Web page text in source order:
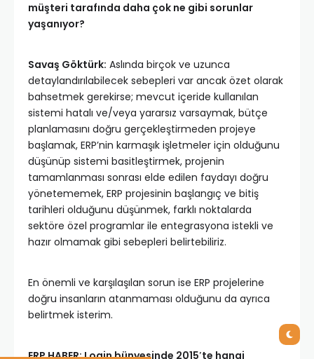
müşteri tarafında daha çok ne gibi sorunlar
yaşanıyor?
Savaş Göktürk: Aslında birçok ve uzunca
detaylandırılabilecek sebepleri var ancak özet olarak
bahsetmek gerekirse; mevcut içeride kullanılan
sistemi hatalı ve/veya yararsız varsaymak, bütçe
planlamasını doğru gerçekleştirmeden projeye
başlamak, ERP’nin karmaşık işletmeler için olduğunu
düşünüp sistemi basitleştirmek, projenin
tamamlanması sonrası elde edilen faydayı doğru
yönetememek, ERP projesinin başlangıç ve bitiş
tarihleri olduğunu düşünmek, farklı noktalarda
sektöre özel programlar ile entegrasyona istekli ve
hazır olmamak gibi sebepleri belirtebiliriz.
En önemli ve karşılaşılan sorun ise ERP projelerine
doğru insanların atanmaması olduğunu da ayrıca
belirtmek isterim.
ERP HABER: Login bünyesinde 2015′te hangi